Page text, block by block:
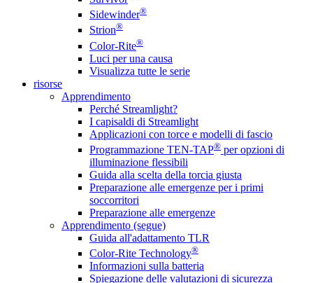
Sidewinder®
Strion®
Color-Rite®
Luci per una causa
Visualizza tutte le serie
risorse
Apprendimento
Perché Streamlight?
I capisaldi di Streamlight
Applicazioni con torce e modelli di fascio
Programmazione TEN-TAP® per opzioni di
illuminazione flessibili
Guida alla scelta della torcia giusta
Preparazione alle emergenze per i primi
soccorritori
Preparazione alle emergenze
Apprendimento (segue)
Guida all'adattamento TLR
Color-Rite Technology®
Informazioni sulla batteria
Spiegazione delle valutazioni di sicurezza